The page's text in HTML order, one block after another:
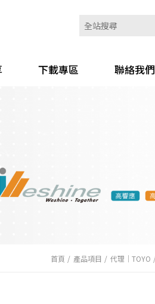
下載專區 聯絡我們
首頁 產品項目 代理｜TOYO